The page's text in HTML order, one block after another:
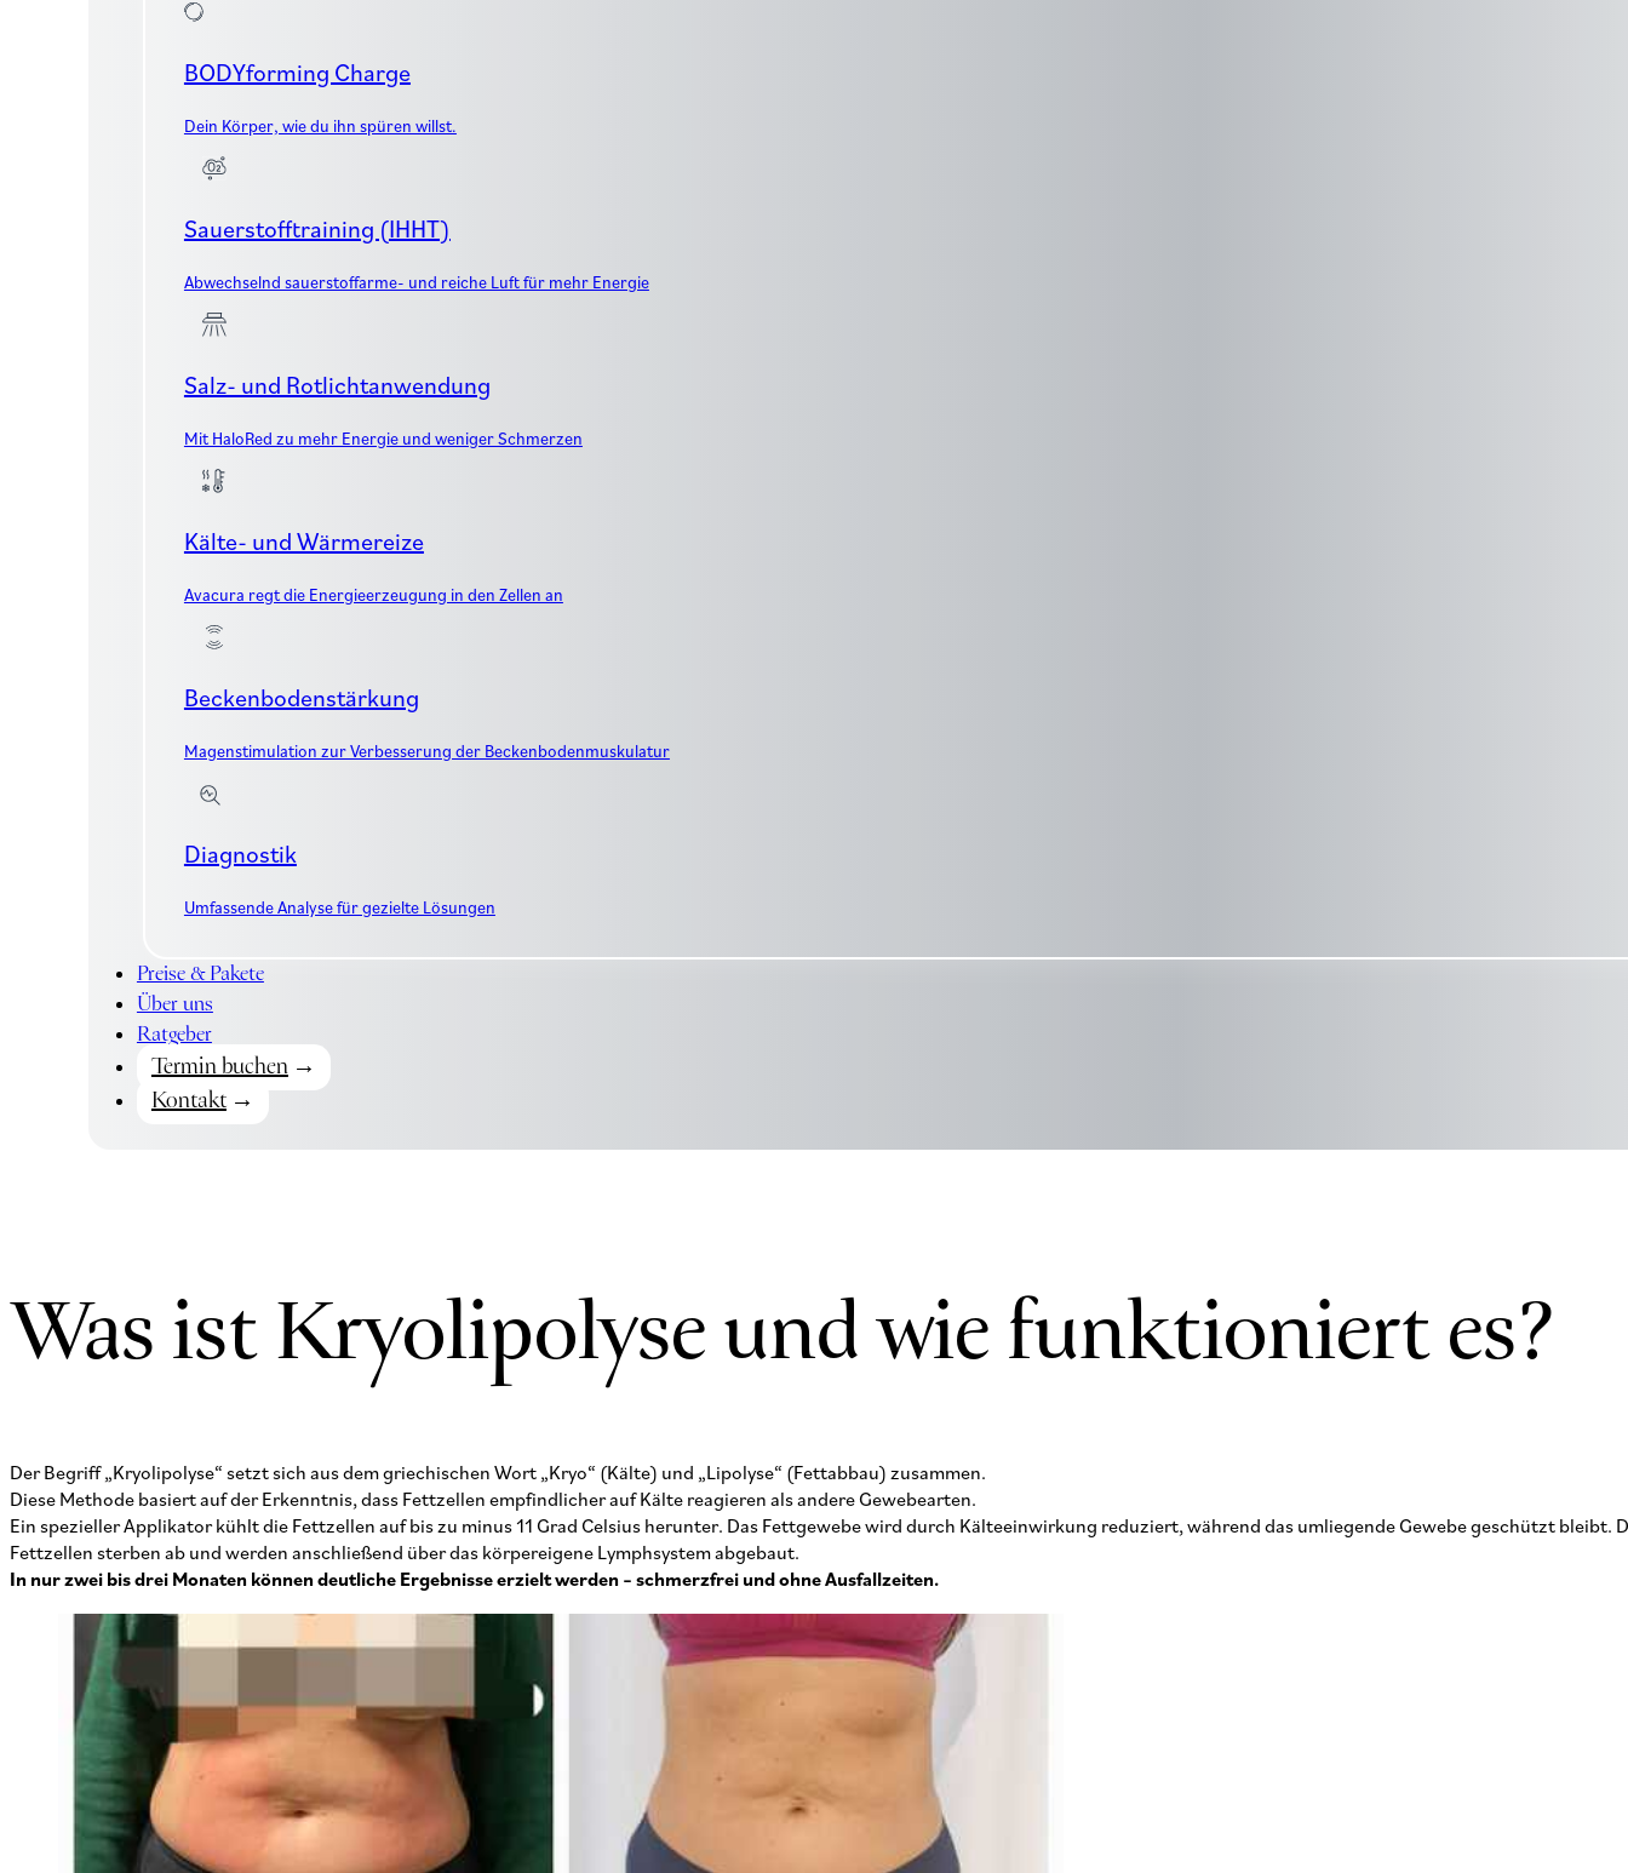
BODYforming Charge
Dein Körper, wie du ihn spüren willst.
Sauerstofftraining (IHHT)
Abwechselnd sauerstoffarme- und reiche Luft für mehr Energie
Salz- und Rotlichtanwendung
Mit HaloRed zu mehr Energie und weniger Schmerzen
Kälte- und Wärmereize
Avacura regt die Energieerzeugung in den Zellen an
Beckenbodenstärkung
Magenstimulation zur Verbesserung der Beckenbodenmuskulatur
Diagnostik
Umfassende Analyse für gezielte Lösungen
Preise & Pakete
Über uns
Ratgeber
Termin buchen
Kontakt
Was ist Kryolipolyse und wie funktioniert es?
Der Begriff „Kryolipolyse“ setzt sich aus dem griechischen Wort „Kryo“ (Kälte) und „Lipolyse“ (Fettabbau) zusammen.
Diese Methode basiert auf der Erkenntnis, dass Fettzellen empfindlicher auf Kälte reagieren als andere Gewebearten.
Ein spezieller Applikator kühlt die Fettzellen auf bis zu minus 11 Grad Celsius herunter. Das Fettgewebe wird durch Kälteeinwirkung reduziert, während das umliegende Gewebe geschützt bleibt.
Fettzellen sterben ab und werden anschließend über das körpereigene Lymphsystem abgebaut.
In nur zwei bis drei Monaten können deutliche Ergebnisse erzielt werden – schmerzfrei und ohne Ausfallzeiten.